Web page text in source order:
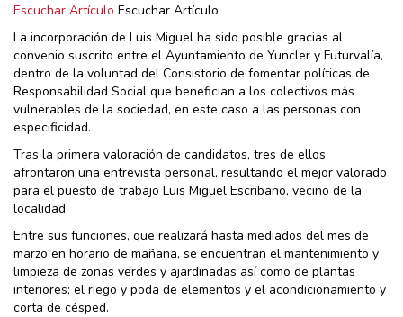
Escuchar Artículo Escuchar Artículo
La incorporación de Luis Miguel ha sido posible gracias al
convenio suscrito entre el Ayuntamiento de Yuncler y Futurvalía,
dentro de la voluntad del Consistorio de fomentar políticas de
Responsabilidad Social que benefician a los colectivos más
vulnerables de la sociedad, en este caso a las personas con
especificidad.
Tras la primera valoración de candidatos, tres de ellos
afrontaron una entrevista personal, resultando el mejor valorado
para el puesto de trabajo Luis Miguel Escribano, vecino de la
localidad.
Entre sus funciones, que realizará hasta mediados del mes de
marzo en horario de mañana, se encuentran el mantenimiento y
limpieza de zonas verdes y ajardinadas así como de plantas
interiores; el riego y poda de elementos y el acondicionamiento y
corta de césped.